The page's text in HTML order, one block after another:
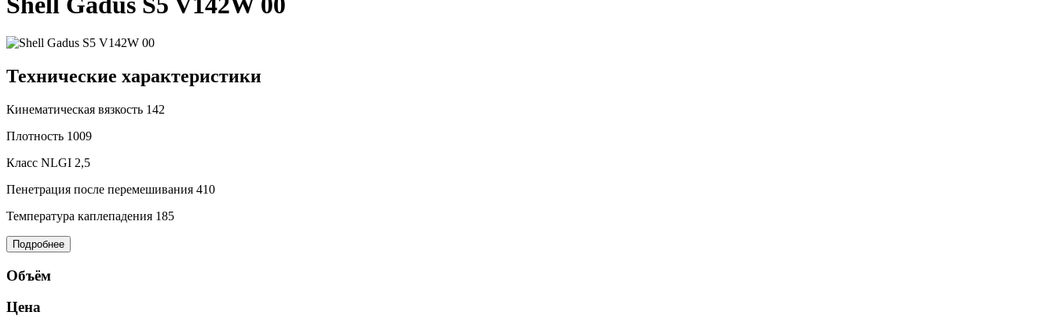
Технические характеристики
Кинематическая вязкость 142
Плотность 1009
Класс NLGI 2,5
Пенетрация после перемешивания 410
Температура каплепадения 185
Подробнее
Объём
Цена